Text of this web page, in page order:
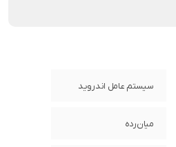
سیستم عامل اندروید
‌میان‌رده